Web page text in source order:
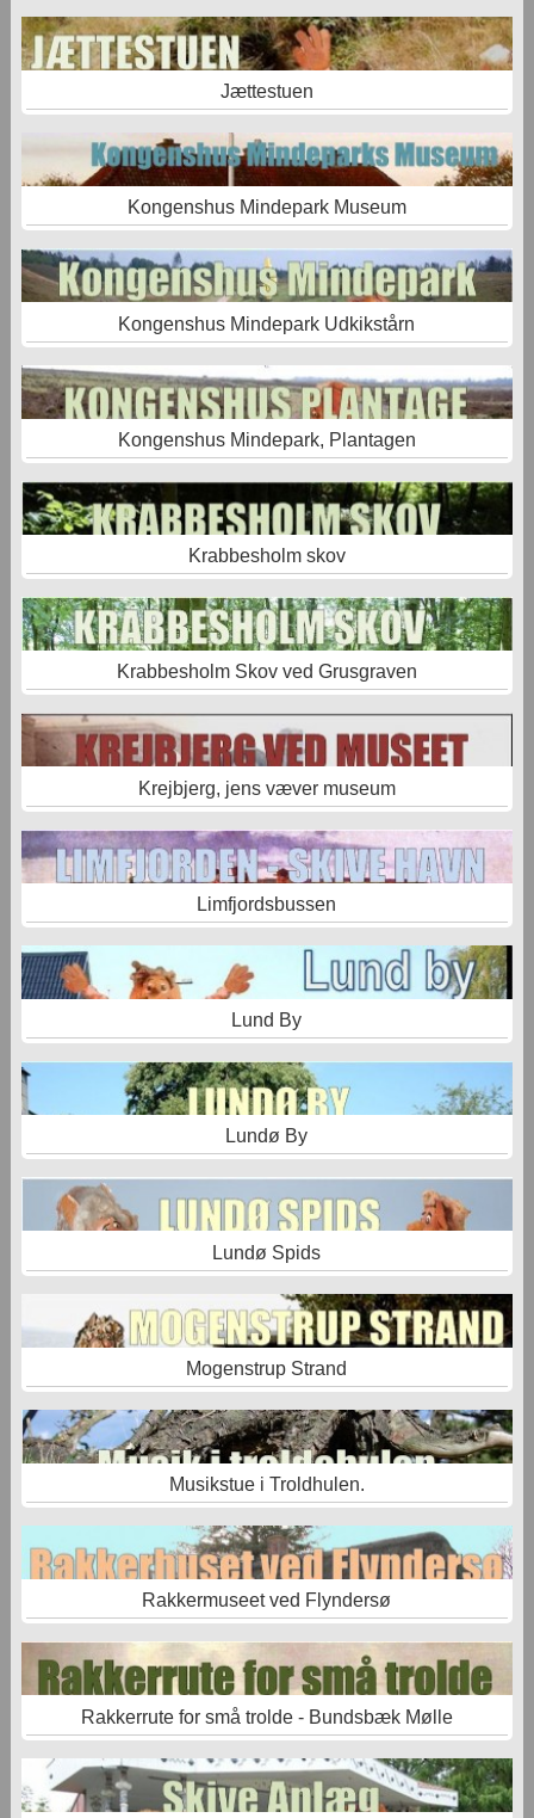
Jættestuen
Kongenshus Mindepark Museum
Kongenshus Mindepark Udkikstårn
Kongenshus Mindepark, Plantagen
Krabbesholm skov
Krabbesholm Skov ved Grusgraven
Krejbjerg, jens væver museum
Limfjordsbussen
Lund By
Lundø By
Lundø Spids
Mogenstrup Strand
Musikstue i Troldhulen.
Rakkermuseet ved Flyndersø
Rakkerrute for små trolde - Bundsbæk Mølle